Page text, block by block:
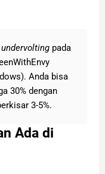
undervolting pada
Anda bisa
30% dengan
3-5%.
Ada di